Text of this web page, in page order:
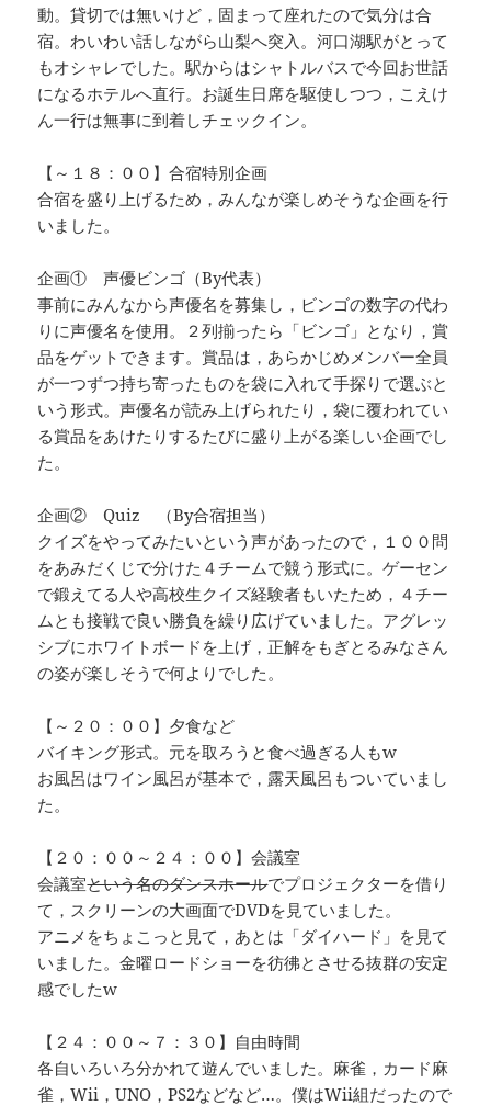
動。貸切では無いけど，固まって座れたので気分は合
宿。わいわい話しながら山梨へ突入。河口湖駅がとって
もオシャレでした。駅からはシャトルバスで今回お世話
になるホテルへ直行。お誕生日席を駆使しつつ，こえけ
ん一行は無事に到着しチェックイン。
【～１８：００】合宿特別企画
合宿を盛り上げるため，みんなが楽しめそうな企画を行
いました。
企画① 声優ビンゴ（By代表）
事前にみんなから声優名を募集し，ビンゴの数字の代わ
りに声優名を使用。２列揃ったら「ビンゴ」となり，賞
品をゲットできます。賞品は，あらかじめメンバー全員
が一つずつ持ち寄ったものを袋に入れて手探りで選ぶと
いう形式。声優名が読み上げられたり，袋に覆われてい
る賞品をあけたりするたびに盛り上がる楽しい企画でし
た。
企画② Quiz （By合宿担当）
クイズをやってみたいという声があったので，１００問
をあみだくじで分けた４チームで競う形式に。ゲーセン
で鍛えてる人や高校生クイズ経験者もいたため，４チー
ムとも接戦で良い勝負を繰り広げていました。アグレッ
シブにホワイトボードを上げ，正解をもぎとるみなさん
の姿が楽しそうで何よりでした。
【～２０：００】夕食など
バイキング形式。元を取ろうと食べ過ぎる人もw
お風呂はワイン風呂が基本で，露天風呂もついていまし
た。
【２０：００～２４：００】会議室
会議室という名のダンスホールでプロジェクターを借り
て，スクリーンの大画面でDVDを見ていました。
アニメをちょこっと見て，あとは「ダイハード」を見て
いました。金曜ロードショーを彷彿とさせる抜群の安定
感でしたw
【２４：００～７：３０】自由時間
各自いろいろ分かれて遊んでいました。麻雀，カード麻
雀，Wii，UNO，PS2などなど…。僕はWii組だったので